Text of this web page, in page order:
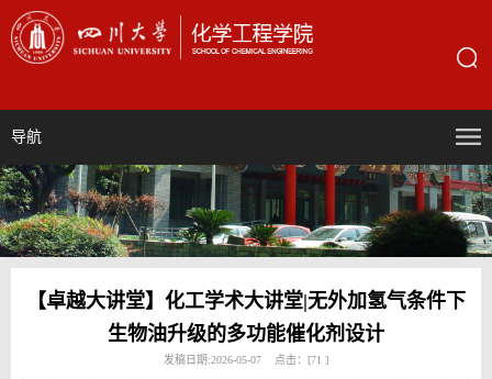
导航
【卓越大讲堂】化工学术大讲堂|无外加氢气条件下
生物油升级的多功能催化剂设计
发稿日期:2026-05-07 点击：[71 ]